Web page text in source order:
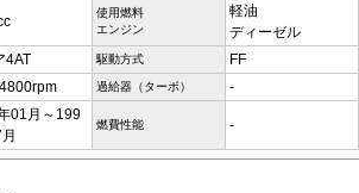
使用燃料
エンジン
軽油
ディーゼル
4AT 駆動方式 FF
過給器（ターボ） -
01月～199
燃費性能 -